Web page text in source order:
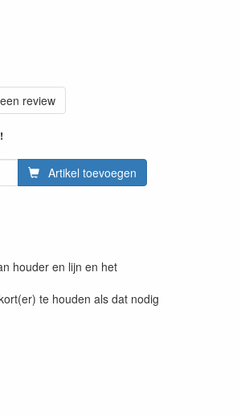
review
Artikel toevoegen
houder en lijn en het
te houden als dat nodig